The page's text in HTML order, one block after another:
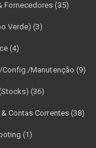
Fornecedores (35)
Verde) (3)
(4)
Manutenção (9)
(36)
Contas Correntes (38)
(1)